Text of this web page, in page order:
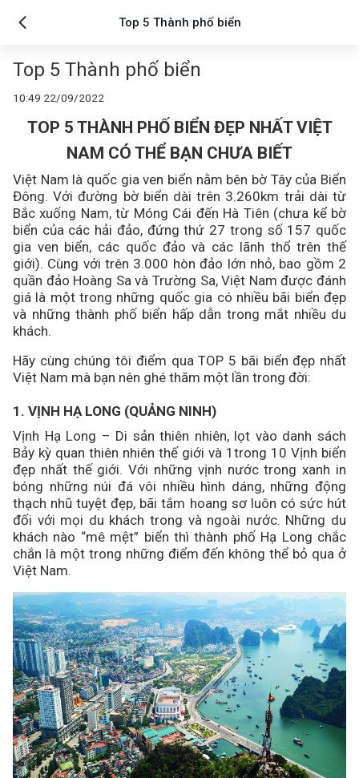
Top 5 Thành phố biển
Top 5 Thành phố biển
10:49 22/09/2022
TOP 5 THÀNH PHỐ BIỂN ĐẸP NHẤT VIỆT
NAM CÓ THỂ BẠN CHƯA BIẾT
Việt Nam là quốc gia ven biển nằm bên bờ Tây của Biển
Đông. Với đường bờ biển dài trên 3.260km trải dài từ
Bắc xuống Nam, từ Móng Cái đến Hà Tiên (chưa kể bờ
biển của các hải đảo, đứng thứ 27 trong số 157 quốc
gia ven biển, các quốc đảo và các lãnh thổ trên thế
giới). Cùng với trên 3.000 hòn đảo lớn nhỏ, bao gồm 2
quần đảo Hoàng Sa và Trường Sa, Việt Nam được đánh
giá là một trong những quốc gia có nhiều bãi biển đẹp
và những thành phố biển hấp dẫn trong mắt nhiều du
khách.
Hãy cùng chúng tôi điểm qua TOP 5 bãi biển đẹp nhất
Việt Nam mà bạn nên ghé thăm một lần trong đời:
1. VỊNH HẠ LONG (QUẢNG NINH)
Vịnh Hạ Long – Di sản thiên nhiên, lọt vào danh sách
Bảy kỳ quan thiên nhiên thế giới và 1trong 10 Vịnh biển
đẹp nhất thế giới. Với những vịnh nước trong xanh in
bóng những núi đá vôi nhiều hình dáng, những động
thạch nhũ tuyệt đẹp, bãi tắm hoang sơ luôn có sức hút
đối với mọi du khách trong và ngoài nước. Những du
khách nào “mê mệt” biển thì thành phố Hạ Long chắc
chắn là một trong những điểm đến không thể bỏ qua ở
Việt Nam.